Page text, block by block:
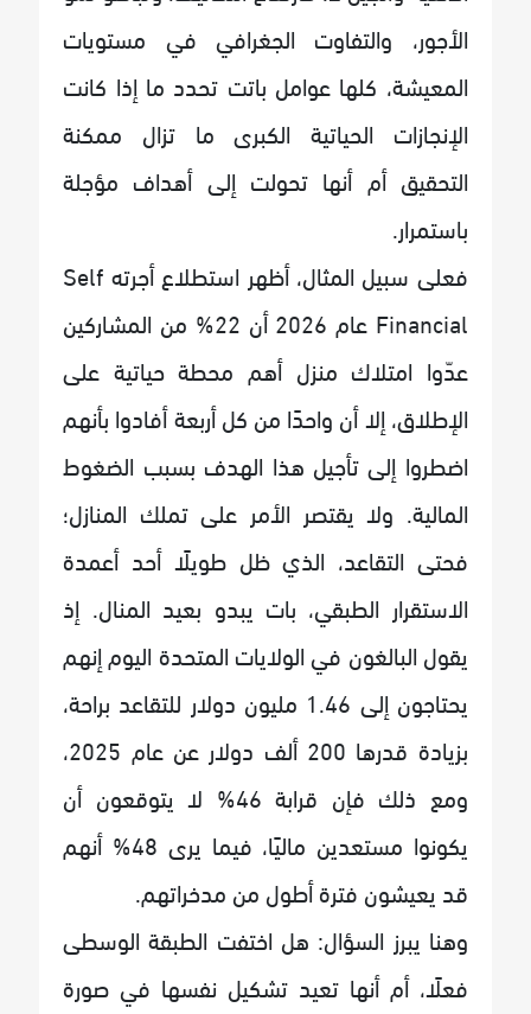
الأجور، والتفاوت الجغرافي في مستويات
المعيشة، كلها عوامل باتت تحدد ما إذا كانت
الإنجازات الحياتية الكبرى ما تزال ممكنة
التحقيق أم أنها تحولت إلى أهداف مؤجلة
باستمرار.
فعلى سبيل المثال، أظهر استطلاع أجرته Self
Financial عام 2026 أن 22% من المشاركين
عدّوا امتلاك منزل أهم محطة حياتية على
الإطلاق، إلا أن واحدًا من كل أربعة أفادوا بأنهم
اضطروا إلى تأجيل هذا الهدف بسبب الضغوط
المالية. ولا يقتصر الأمر على تملك المنازل؛
فحتى التقاعد، الذي ظل طويلًا أحد أعمدة
الاستقرار الطبقي، بات يبدو بعيد المنال. إذ
يقول البالغون في الولايات المتحدة اليوم إنهم
يحتاجون إلى 1.46 مليون دولار للتقاعد براحة،
بزيادة قدرها 200 ألف دولار عن عام 2025،
ومع ذلك فإن قرابة 46% لا يتوقعون أن
يكونوا مستعدين ماليًا، فيما يرى 48% أنهم
قد يعيشون فترة أطول من مدخراتهم.
وهنا يبرز السؤال: هل اختفت الطبقة الوسطى
فعلًا، أم أنها تعيد تشكيل نفسها في صورة